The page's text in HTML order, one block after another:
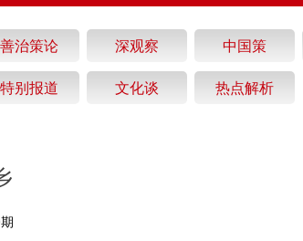
善治策论 深观察 中国策
特别报道 文化谈 热点解析